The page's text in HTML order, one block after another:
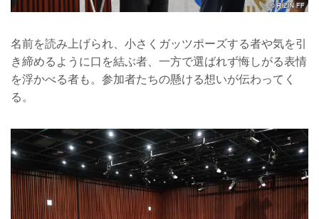
名前を読み上げられ、小さくガッツポーズする者や気を引
き締めるように口を結ぶ者、一方で選ばれず悔しがる表情
を浮かべる者も。参加者たちの懸ける想いが伝わってく
る。